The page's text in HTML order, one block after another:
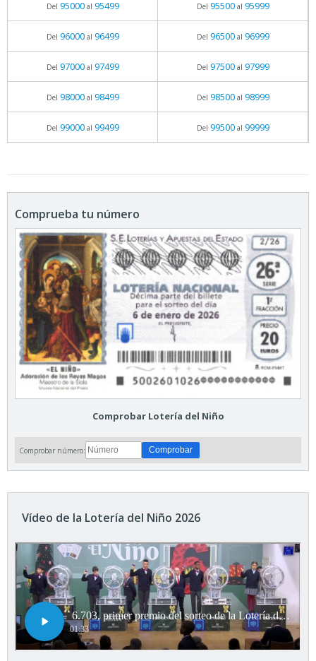
Del 95000al 95499 Del 95500al 95999
Del 96000al 96499 Del 96500al 96999
Del 97000al 97499 Del 97500al 97999
Del 98000al 98499 Del 98500al 98999
Del 99000al 99499 Del 99500al 99999
Comprueba tu número
Comprobar Lotería del Niño
Comprobar número:
Vídeo de la Lotería del Niño 2026